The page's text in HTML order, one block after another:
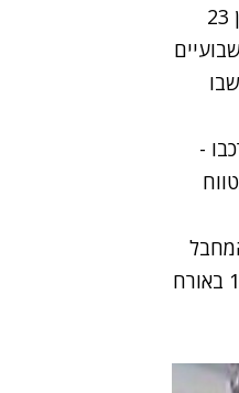
רב סמל במילואים אורי יעיש, לוחם מילואים בן 27 ממודיעין, וישי גרטנר, תלמיד ישיבה בן 23
-
ממשיך בירי קטלני לעבר תחנת האוטובוס - ופוצע ארבעה אנשים נוספים, בהם נער בן 16 באורח